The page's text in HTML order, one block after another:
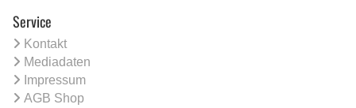
Service
Kontakt
Mediadaten
Impressum
AGB Shop